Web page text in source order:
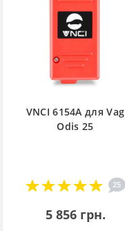
VNCI 6154A для Vag
Odis 25
25
5 856 грн.